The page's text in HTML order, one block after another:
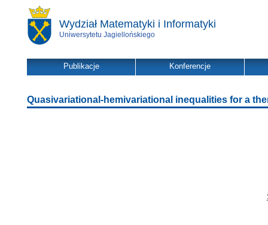
Wydział Matematyki i Informatyki
Uniwersytetu Jagiellońskiego
Publikacje Konferencje
Quasivariational-hemivariational inequalities for a